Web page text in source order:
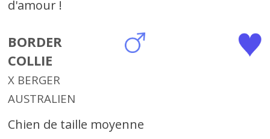
d'amour !
BORDER
COLLIE
X BERGER
AUSTRALIEN
Chien de taille moyenne